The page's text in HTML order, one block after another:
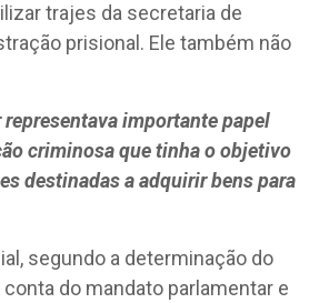
trajes da secretaria de
prisional. Ele também não
representava importante papel
criminosa que tinha o objetivo
destinadas a adquirir bens para
segundo a determinação do
do mandato parlamentar e